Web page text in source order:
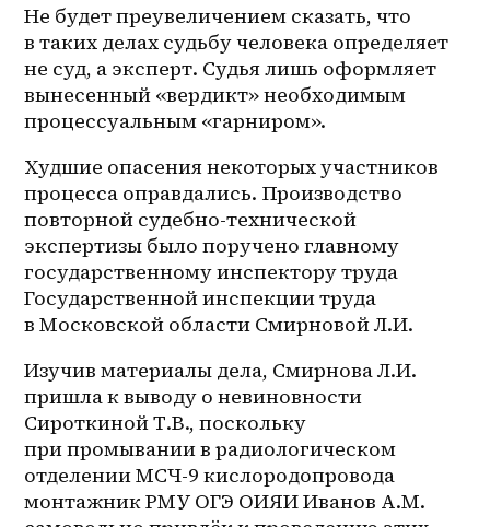
Не будет преувеличением сказать, что
в таких делах судьбу человека определяет
не суд, а эксперт. Судья лишь оформляет
вынесенный «вердикт» необходимым
процессуальным «гарниром».
Худшие опасения некоторых участников
процесса оправдались. Производство
повторной судебно-технической
экспертизы было поручено главному
государственному инспектору труда
Государственной инспекции труда
в Московской области Смирновой Л.И.
Изучив материалы дела, Смирнова Л.И.
пришла к выводу о невиновности
Сироткиной Т.В., поскольку
при промывании в радиологическом
отделении МСЧ-9 кислородопровода
монтажник РМУ ОГЭ ОИЯИ Иванов А.М.